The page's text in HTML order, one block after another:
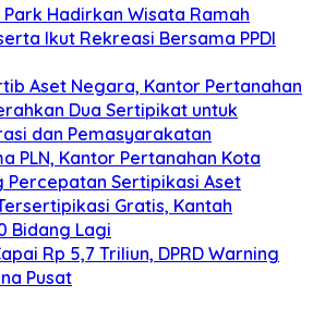
Hadirkan Wisata Ramah
Ikut Rekreasi Bersama PPDI
Aset Negara, Kantor Pertanahan
Dua Sertipikat untuk
dan Pemasyarakatan
PLN, Kantor Pertanahan Kota
Percepatan Sertipikasi Aset
Gratis, Kantah
Bidang Lagi
Rp 5,7 Triliun, DPRD Warning
Pusat